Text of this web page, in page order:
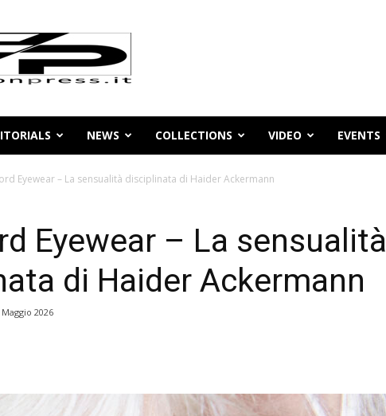
NEWS COLLECTIONS VIDEO EVENTS
Eyewear – La sensualità disciplinata di Haider Ackermann
Eyewear – La sensualità
di Haider Ackermann
Maggio 2026